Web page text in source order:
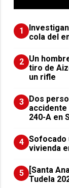
1
cola del
2 Un
tiro de
un rifle
3 ​Dos
240-A en
4 Sofocado
vivienda
5
[Santa
Tudela